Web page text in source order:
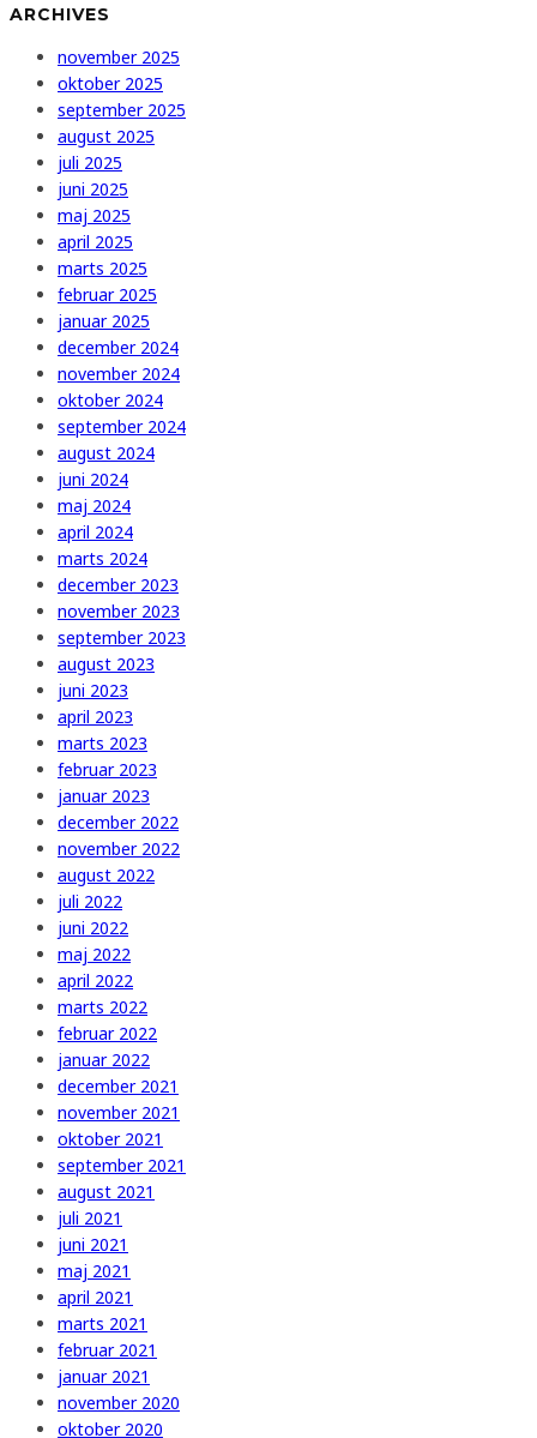
ARCHIVES
november 2025
oktober 2025
september 2025
august 2025
juli 2025
juni 2025
maj 2025
april 2025
marts 2025
februar 2025
januar 2025
december 2024
november 2024
oktober 2024
september 2024
august 2024
juni 2024
maj 2024
april 2024
marts 2024
december 2023
november 2023
september 2023
august 2023
juni 2023
april 2023
marts 2023
februar 2023
januar 2023
december 2022
november 2022
august 2022
juli 2022
juni 2022
maj 2022
april 2022
marts 2022
februar 2022
januar 2022
december 2021
november 2021
oktober 2021
september 2021
august 2021
juli 2021
juni 2021
maj 2021
april 2021
marts 2021
februar 2021
januar 2021
november 2020
oktober 2020